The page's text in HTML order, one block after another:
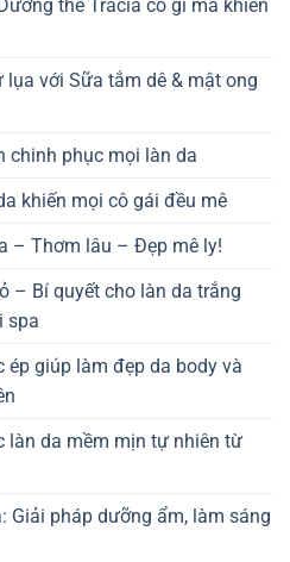
thể Tracia có gì mà khiến
với Sữa tắm dê & mật ong
chinh phục mọi làn da
khiến mọi cô gái đều mê
– Thơm lâu – Đẹp mê ly!
– Bí quyết cho làn da trắng
spa
giúp làm đẹp da body và
làn da mềm mịn tự nhiên từ
Giải pháp dưỡng ẩm, làm sáng